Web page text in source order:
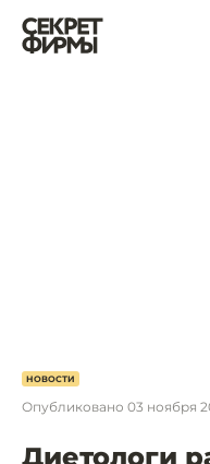
НОВОСТИ
Опубликовано 03 ноября
Диетологи